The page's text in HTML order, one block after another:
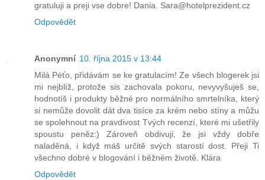
gratuluji a preji vse dobre! Dania. Sara@hotelprezident.cz
Odpovědět
Anonymní 10. října 2015 v 13:44
Milá Péťo, přidávám se ke gratulacím! Ze všech blogerek jsi
mi nejblíž, protože sis zachovala pokoru, nevyvyšuješ se,
hodnotíš i produkty běžné pro normálního smrtelníka, který
si nemůže dovolit dát dva tisíce za krém nebo stíny a můžu
se spolehnout na pravdivost Tvých recenzí, které mi ušetřily
spoustu peněz:) Zároveň obdivuji, že jsi vždy dobře
naladěná, i když máš určitě svých starostí dost. Přeji Ti
všechno dobré v blogování i běžném životě. Klára
Odpovědět